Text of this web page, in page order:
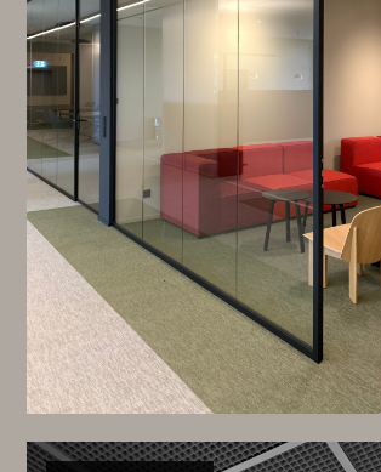
HOME
PRIVAT
GEWERBLICH
SHOWROOM
ÜBER UNS